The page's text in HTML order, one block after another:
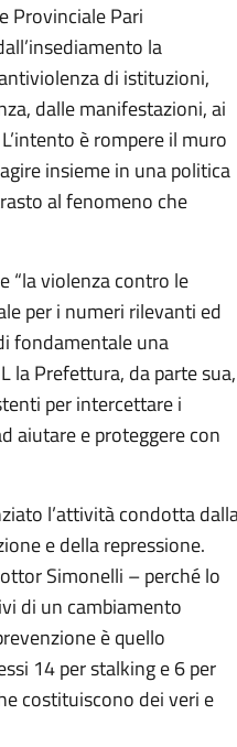
Provinciale Pari
la
di istituzioni,
dalle manifestazioni, ai
è rompere il muro
insieme in una politica
al fenomeno che
“la violenza contro le
per i numeri rilevanti ed
fondamentale una
la Prefettura, da parte sua,
per intercettare i
aiutare e proteggere con
l’attività condotta
e della repressione.
Simonelli – perché lo
di un cambiamento
è quello
14 per stalking e 6 per
costituiscono dei veri e